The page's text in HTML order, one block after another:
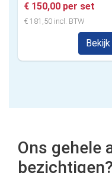
€ 150,00 per set
€ 181,50 incl. BTW
Bekijk
Ons gehele